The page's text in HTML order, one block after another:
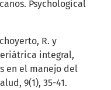
Psychological
R. y
integral,
en el manejo del
9(1), 35-41.